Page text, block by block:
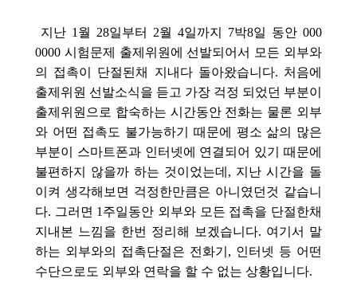
지난 1월 28일부터 2월 4일까지 7박8일 동안 000
0000 시험문제 출제위원에 선발되어서 모든 외부와
의 접촉이 단절된채 지내다 돌아왔습니다. 처음에
출제위원 선발소식을 듣고 가장 걱정 되었던 부분이
출제위원으로 합숙하는 시간동안 전화는 물론 외부
와 어떤 접촉도 불가능하기 때문에 평소 삶의 많은
부분이 스마트폰과 인터넷에 연결되어 있기 때문에
불편하지 않을까 하는 것이었는데, 지난 시간을 돌
이켜 생각해보면 걱정한만큼은 아니였던것 같습니
다. 그러면 1주일동안 외부와 모든 접촉을 단절한채
지내본 느낌을 한번 정리해 보겠습니다. 여기서 말
하는 외부와의 접촉단절은 전화기, 인터넷 등 어떤
수단으로도 외부와 연락을 할 수 없는 상황입니다.